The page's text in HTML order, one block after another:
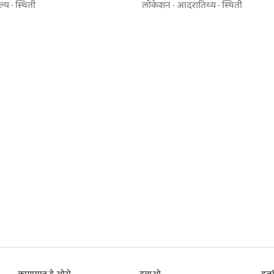
·स्थिती
असलेले घर
लोकेशन · आदरातिथ्य·स्थिती